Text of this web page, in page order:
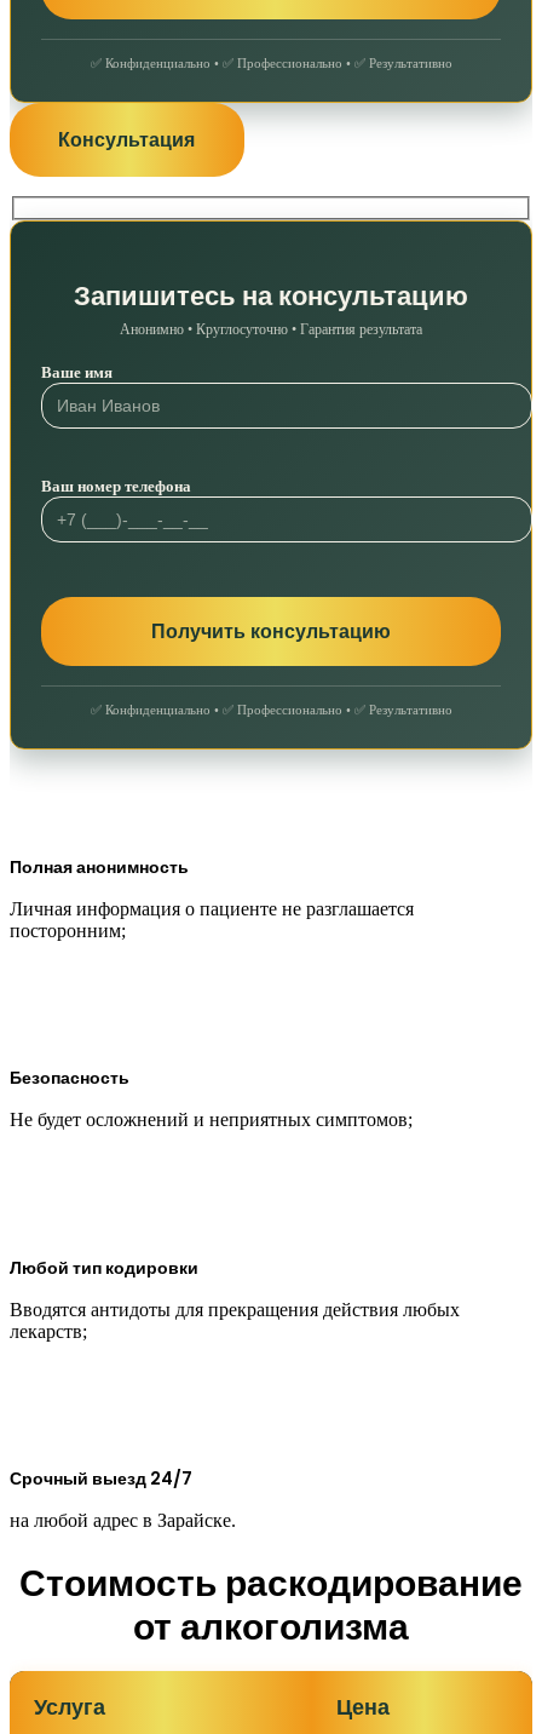
✅ Конфиденциально • ✅ Профессионально • ✅ Результативно
Консультация
Запишитесь на консультацию
Анонимно • Круглосуточно • Гарантия результата
Ваше имя
Ваш номер телефона
✅ Конфиденциально • ✅ Профессионально • ✅ Результативно
Полная анонимность
Личная информация о пациенте не разглашается
посторонним;
Безопасность
Не будет осложнений и неприятных симптомов;
Любой тип кодировки
Вводятся антидоты для прекращения действия любых
лекарств;
Срочный выезд 24/7
на любой адрес в Зарайске.
Стоимость раскодирование
от алкоголизма
Услуга Цена